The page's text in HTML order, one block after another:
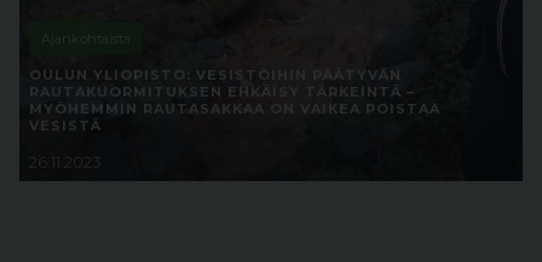
Ajankohtaista
OULUN YLIOPISTO: VESISTÖIHIN PÄÄTYVÄN
RAUTAKUORMITUKSEN EHKÄISY TÄRKEINTÄ –
MYÖHEMMIN RAUTASAKKAA ON VAIKEA POISTAA
VESISTÄ
26.11.2023